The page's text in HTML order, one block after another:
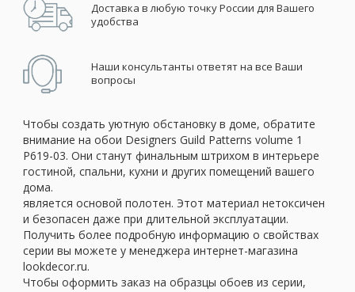
Доставка в любую точку России для Вашего
удобства
Наши консультанты ответят на все Ваши
вопросы
Чтобы создать уютную обстановку в доме, обратите
внимание на обои Designers Guild Patterns volume 1
P619-03. Они станут финальным штрихом в интерьере
гостиной, спальни, кухни и других помещений вашего
дома.
является основой полотен. Этот материал нетоксичен
и безопасен даже при длительной эксплуатации.
Получить более подробную информацию о свойствах
серии вы можете у менеджера интернет-магазина
lookdecor.ru.
Чтобы оформить заказ на образцы обоев из серии,